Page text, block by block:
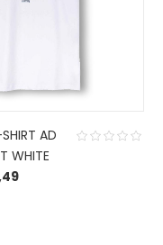
AD
WHITE
prijs was: €34,99.